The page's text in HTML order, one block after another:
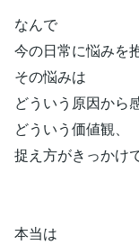
なんで
今の日常に悩みを
その悩みは
どういう原因から
どういう価値観、
捉え方がきっかけ
本当は